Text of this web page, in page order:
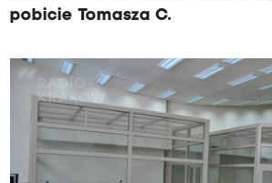
pobicie Tomasza C.